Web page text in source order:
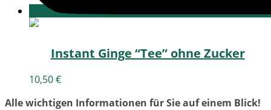
Instant Ginge “Tee” ohne Zucker
10,50€
Alle wichtigen Informationen für Sie auf einem Blick!